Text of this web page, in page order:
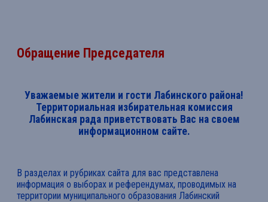
Обращение Председателя
Уважаемые жители и гости Лабинского района!
Территориальная избирательная комиссия
Лабинская рада приветствовать Вас на своем
информационном сайте.
В разделах и рубриках сайта для вас представлена
информация о выборах и референдумах, проводимых на
территории муниципального образования Лабинский